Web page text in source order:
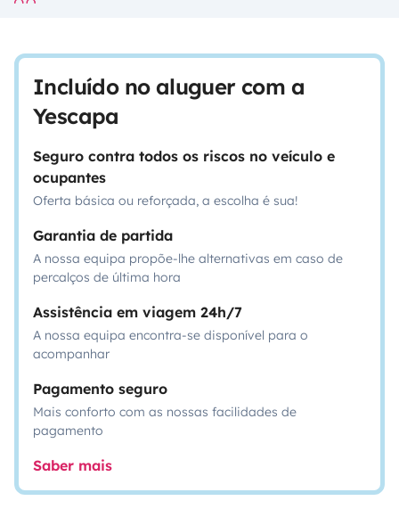
Incluído no aluguer com a
Yescapa
Seguro contra todos os riscos no veículo e
ocupantes
Oferta básica ou reforçada, a escolha é sua!
Garantia de partida
A nossa equipa propõe-lhe alternativas em caso de
percalços de última hora
Assistência em viagem 24h/7
A nossa equipa encontra-se disponível para o
acompanhar
Pagamento seguro
Mais conforto com as nossas facilidades de
pagamento
Saber mais